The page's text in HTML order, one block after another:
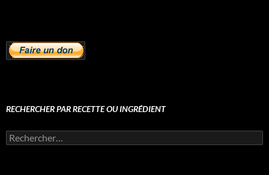
RECHERCHER PAR RECETTE OU INGRÉDIENT
Rechercher :